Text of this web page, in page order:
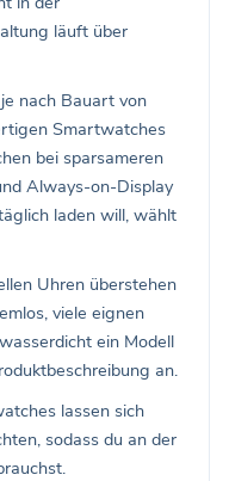
läuft über
nach Bauart von
Smartwatches
bei sparsameren
Always-on-Display
laden will, wählt
Uhren überstehen
viele eignen
ein Modell
an.
lassen sich
sodass du an der